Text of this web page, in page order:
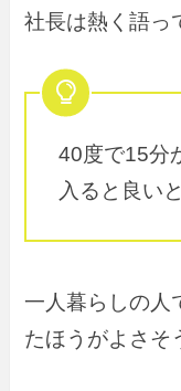
社長は熱く語っ
40度で15分
入ると良い
一人暮らしの人
たほうがよさそ